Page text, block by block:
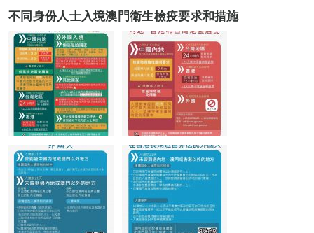
不同身份人士入境澳門衛生檢疫要求和措施